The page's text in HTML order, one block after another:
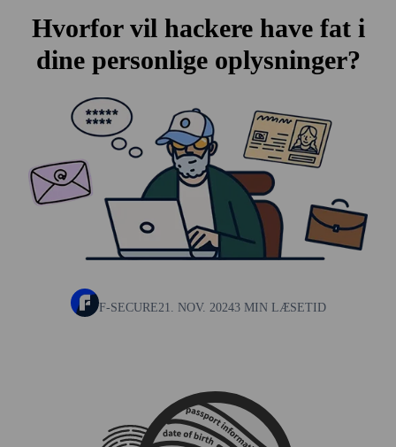
Hvorfor vil hackere have fat i
dine personlige oplysninger?
F-SECURE21. NOV. 20243 MIN LÆSETID